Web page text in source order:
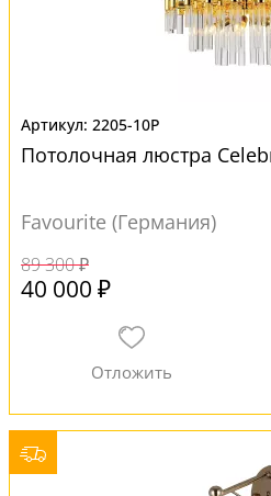
2205-10P
Потолочная люстра
Favourite (Германия)
89 300 ₽
40 000 ₽